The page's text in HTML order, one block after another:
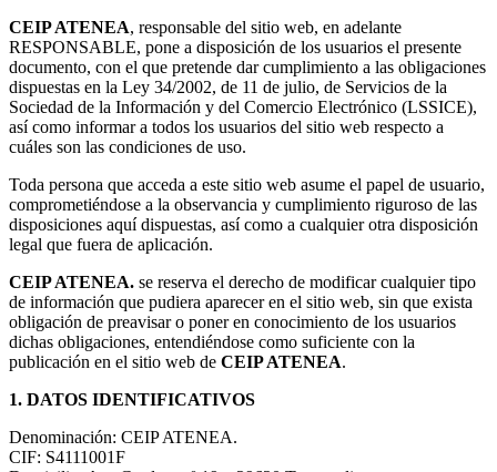
CEIP ATENEA, responsable del sitio web, en adelante
RESPONSABLE, pone a disposición de los usuarios el presente
documento, con el que pretende dar cumplimiento a las obligaciones
dispuestas en la Ley 34/2002, de 11 de julio, de Servicios de la
Sociedad de la Información y del Comercio Electrónico (LSSICE),
así como informar a todos los usuarios del sitio web respecto a
cuáles son las condiciones de uso.
Toda persona que acceda a este sitio web asume el papel de usuario,
comprometiéndose a la observancia y cumplimiento riguroso de las
disposiciones aquí dispuestas, así como a cualquier otra disposición
legal que fuera de aplicación.
CEIP ATENEA. se reserva el derecho de modificar cualquier tipo
de información que pudiera aparecer en el sitio web, sin que exista
obligación de preavisar o poner en conocimiento de los usuarios
dichas obligaciones, entendiéndose como suficiente con la
publicación en el sitio web de CEIP ATENEA.
1. DATOS IDENTIFICATIVOS
Denominación: CEIP ATENEA.
CIF: S4111001F